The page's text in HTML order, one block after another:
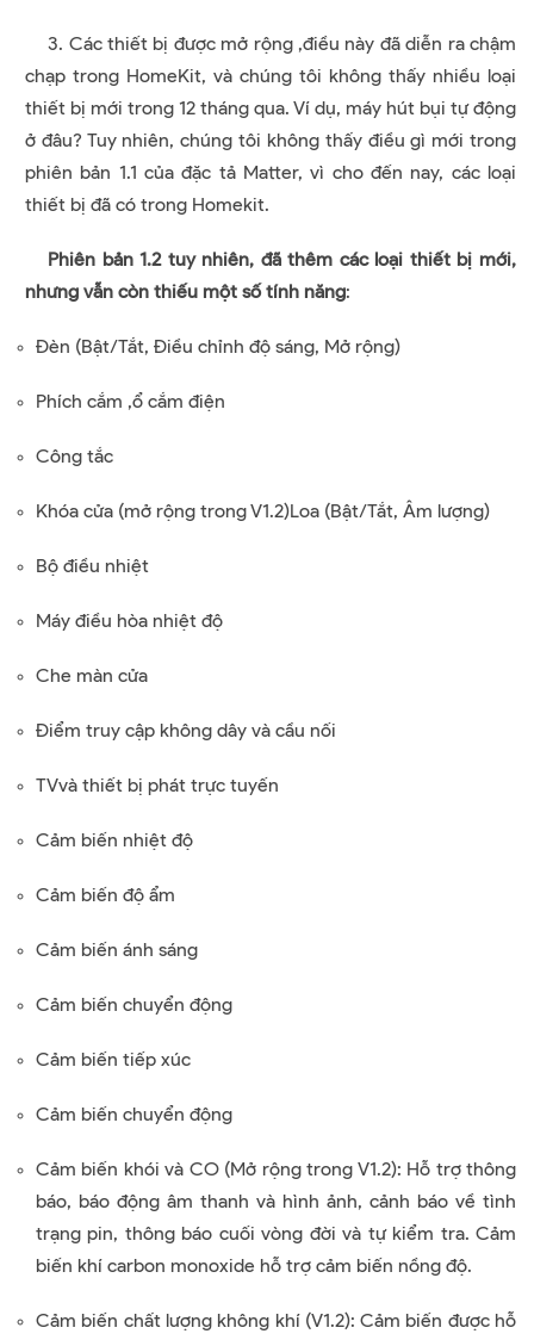
3. Các thiết bị được mở rộng ,điều này đã diễn ra chậm
chạp trong HomeKit, và chúng tôi không thấy nhiều loại
thiết bị mới trong 12 tháng qua. Ví dụ, máy hút bụi tự động
ở đâu? Tuy nhiên, chúng tôi không thấy điều gì mới trong
phiên bản 1.1 của đặc tả Matter, vì cho đến nay, các loại
thiết bị đã có trong Homekit.
Phiên bản 1.2 tuy nhiên, đã thêm các loại thiết bị mới,
nhưng vẫn còn thiếu một số tính năng:
Đèn (Bật/Tắt, Điều chỉnh độ sáng, Mở rộng)
Phích cắm ,ổ cắm điện
Công tắc
Khóa cửa (mở rộng trong V1.2)Loa (Bật/Tắt, Âm lượng)
Bộ điều nhiệt
Máy điều hòa nhiệt độ
Che màn cửa
Điểm truy cập không dây và cầu nối
TVvà thiết bị phát trực tuyến
Cảm biến nhiệt độ
Cảm biến độ ẩm
Cảm biến ánh sáng
Cảm biến chuyển động
Cảm biến tiếp xúc
Cảm biến chuyển động
Cảm biến khói và CO (Mở rộng trong V1.2): Hỗ trợ thông
báo, báo động âm thanh và hình ảnh, cảnh báo về tình
trạng pin, thông báo cuối vòng đời và tự kiểm tra. Cảm
biến khí carbon monoxide hỗ trợ cảm biến nồng độ.
Cảm biến chất lượng không khí (V1.2): Cảm biến được hỗ